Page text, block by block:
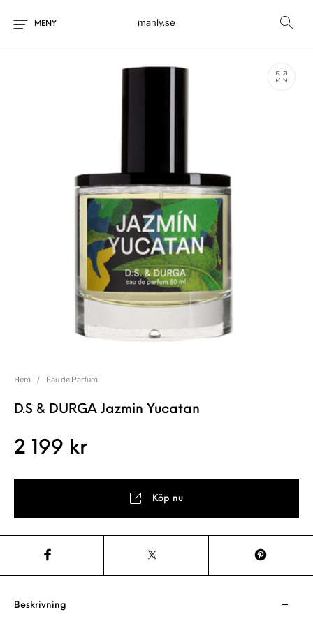
MENY manly.se
Hem / Eau de Parfum
D.S & DURGA Jazmin Yucatan
2 199 kr
Köp nu
Beskrivning